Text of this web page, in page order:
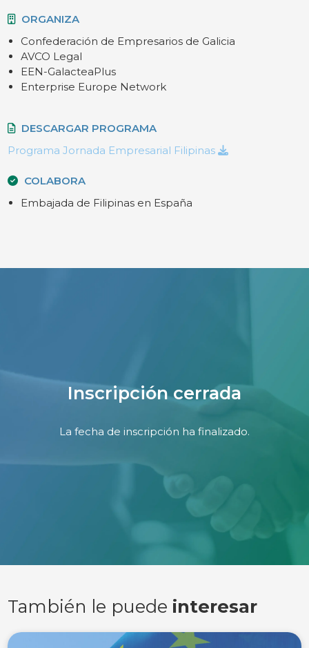
ORGANIZA
Confederación de Empresarios de Galicia
AVCO Legal
EEN-GalacteaPlus
Enterprise Europe Network
DESCARGAR PROGRAMA
Programa Jornada Empresarial Filipinas
COLABORA
Embajada de Filipinas en España
Inscripción cerrada
La fecha de inscripción ha finalizado.
También le puede interesar